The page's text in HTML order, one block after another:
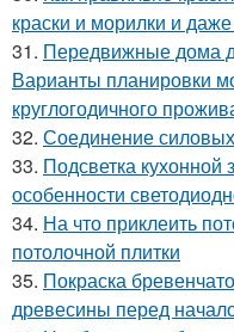
краски и морилки и
31. Передвижные дома
Варианты планировки
круглогодичного
32. Соединение
33. Подсветка кухонной
особенности
34. На что приклеить
потолочной плитки
35. Покраска
древесины перед